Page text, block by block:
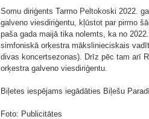
Somu diriģents Tarmo Peltokoski 2022.
galveno viesdiriģentu, kļūstot par pirmo
paša gada maijā tika nolemts, ka no
simfoniskā orķestra mākslinieciskais
divas koncertsezonas). Drīz pēc tam arī
orķestra galveno viesdiriģentu.
Biļetes iespējams iegādāties Biļešu
Foto: Publicitātes